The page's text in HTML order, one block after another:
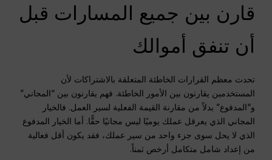
قارن بين جميع المسارات قبل
أن تنفق أموالك
تحدث معظم القرارات الخاطئة المتعلقة بالاشتراكات لأن
المستخدمين يقارنون بين الأمور الخاطئة. فهم يقارنون بين “المجاني”
و“المدفوع” بدلاً من مقارنة القيمة الفعلية لسير العمل. فالخيار
المجاني الذي يعرقل عملك يوميًا ليس مجانيًا حقًّا. أما الخيار المدفوع
الذي لا يحل سوى جزء واحد من سير عملك، فقد يكون أقل فعالية
من إعداد شامل متكامل أرخص ثمناً.